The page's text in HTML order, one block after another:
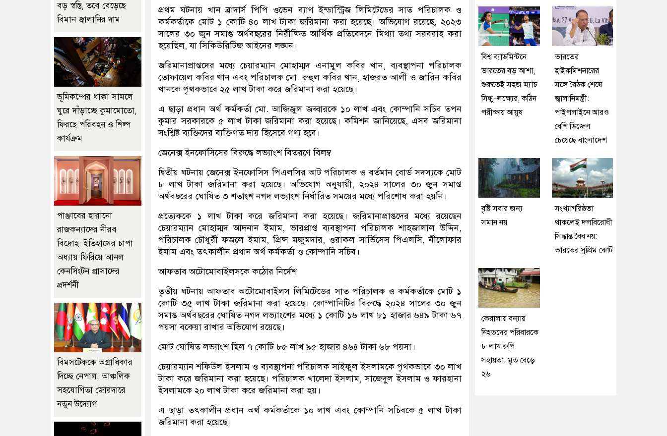
প্রথম ঘটনায় খান ব্রাদার্স পিপি ওভেন ব্যাগ ইন্ডাস্ট্রিজ লিমিটেডের সাত পরিচালক ও
কর্মকর্তাকে মোট ১ কোটি ৪০ লাখ টাকা জরিমানা করা হয়েছে। অভিযোগ রয়েছে, ২০২৩
সালের ৩০ জুন সমাপ্ত অর্থবছরের নিরীক্ষিত আর্থিক প্রতিবেদনে মিথ্যা তথ্য সরবরাহ করা
হয়েছিল, যা সিকিউরিটিজ আইনের লঙ্ঘন।
জরিমানাপ্রাপ্তদের মধ্যে চেয়ারম্যান মোহাম্মদ এনামুল কবির খান, ব্যবস্থাপনা পরিচালক
তোফায়েল কবির খান এবং পরিচালক মো. রুহুল কবির খান, হাজরত আলী ও জারিন কবির
খানকে পৃথকভাবে ২৫ লাখ টাকা করে জরিমানা করা হয়েছে।
এ ছাড়া প্রধান অর্থ কর্মকর্তা মো. আজিজুল জব্বারকে ১০ লাখ এবং কোম্পানি সচিব তপন
কুমার সরকারকে ৫ লাখ টাকা জরিমানা করা হয়েছে। কমিশন জানিয়েছে, এসব জরিমানা
সংশ্লিষ্ট ব্যক্তিদের ব্যক্তিগত দায় হিসেবে গণ্য হবে।
জেনেক্স ইনফোসিসের বিরুদ্ধে লভ্যাংশ বিতরণে বিলম্ব
দ্বিতীয় ঘটনায় জেনেক্স ইনফোসিস পিএলসির আট পরিচালক ও বর্তমান বোর্ড সদস্যকে মোট
৮ লাখ টাকা জরিমানা করা হয়েছে। অভিযোগ অনুযায়ী, ২০২৪ সালের ৩০ জুন সমাপ্ত
অর্থবছরের ঘোষিত ৩ শতাংশ নগদ লভ্যাংশ নির্ধারিত সময়ের মধ্যে পরিশোধ করা হয়নি।
প্রত্যেককে ১ লাখ টাকা করে জরিমানা করা হয়েছে। জরিমানাপ্রাপ্তদের মধ্যে রয়েছেন
চেয়ারম্যান মোহাম্মদ আদনান ইমাম, ভারপ্রাপ্ত ব্যবস্থাপনা পরিচালক শাহজালাল উদ্দিন,
পরিচালক চৌধুরী ফজলে ইমাম, প্রিন্স মজুমদার, ওরাকল সার্ভিসেস পিএলসি, নীলোফার
ইমাম এবং তৎকালীন প্রধান অর্থ কর্মকর্তা ও কোম্পানি সচিব।
আফতাব অটোমোবাইলসকে কঠোর নির্দেশ
তৃতীয় ঘটনায় আফতাব অটোমোবাইলস লিমিটেডের সাত পরিচালক ও কর্মকর্তাকে মোট ১
কোটি ৩৫ লাখ টাকা জরিমানা করা হয়েছে। কোম্পানিটির বিরুদ্ধে ২০২৪ সালের ৩০ জুন
সমাপ্ত অর্থবছরের ঘোষিত নগদ লভ্যাংশের মধ্যে ১ কোটি ১৬ লাখ ৮১ হাজার ৬৪৯ টাকা ৬৭
পয়সা বকেয়া রাখার অভিযোগ রয়েছে।
মোট ঘোষিত লভ্যাংশ ছিল ৭ কোটি ৮৫ লাখ ৯৫ হাজার ৪৬৪ টাকা ৬৮ পয়সা।
চেয়ারম্যান শফিউল ইসলাম ও ব্যবস্থাপনা পরিচালক সাইফুল ইসলামকে পৃথকভাবে ৩০ লাখ
টাকা করে জরিমানা করা হয়েছে। পরিচালক খালেদা ইসলাম, সাজেদুল ইসলাম ও ফারহানা
ইসলামকে ২০ লাখ টাকা করে জরিমানা করা হয়।
এ ছাড়া তৎকালীন প্রধান অর্থ কর্মকর্তাকে ১০ লাখ এবং কোম্পানি সচিবকে ৫ লাখ টাকা
জরিমানা করা হয়েছে।
বড় স্বস্তি, তবে বেড়েছে
বিমান জ্বালানির দাম
ভূমিকম্পের ধাক্কা সামলে
ঘুরে দাঁড়াচ্ছে কুমামোতো,
ফিরছে পরিবহন ও শিল্প
কার্যক্রম
পাঞ্জাবের হারানো
রাজকন্যাদের নীরব
বিদ্রোহ: ইতিহাসের চাপা
অধ্যায় ফিরিয়ে আনল
কেনসিংটন প্রাসাদের
প্রদর্শনী
বিমসটেককে অগ্রাধিকার
দিচ্ছে নেপাল, আঞ্চলিক
সহযোগিতা জোরদারে
নতুন উদ্যোগ
বিশ্ব ব্যাডমিন্টনে
ভারতের বড় আশা,
শুরুতেই সহজ ম্যাচ
সিন্ধু-লক্ষ্যের, কঠিন
পরীক্ষায় আয়ুষ
ভারতের
হাইকমিশনারের
সঙ্গে বৈঠক শেষে
জ্বালানিমন্ত্রী:
পাইপলাইনে আরও
বেশি ডিজেল
চেয়েছে বাংলাদেশ
বৃষ্টি সবার জন্য
সমান নয়
সংখ্যাগরিষ্ঠতা
থাকলেই দলবিরোধী
সিদ্ধান্ত বৈধ নয়:
ভারতের সুপ্রিম কোর্ট
কেরালায় বন্যায়
নিহতদের পরিবারকে
৮ লাখ রুপি
সহায়তা, মৃত বেড়ে
২৬